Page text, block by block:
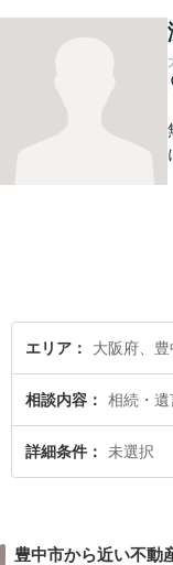
エリア 大阪府、
相談内容 相続・
詳細条件 未選択
豊中市から近い不動